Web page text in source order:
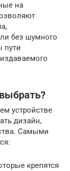
на
без шумного
пути
устройстве
дизайн,
Самыми
крепятся